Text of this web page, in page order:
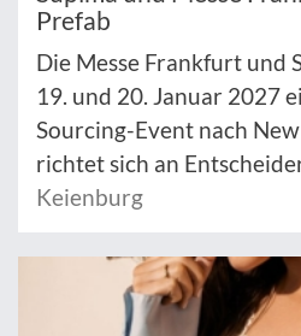
Prefab
Die Messe Frankfurt und
19. und 20. Januar 2027
Sourcing-Event nach
richtet sich an
Keienburg